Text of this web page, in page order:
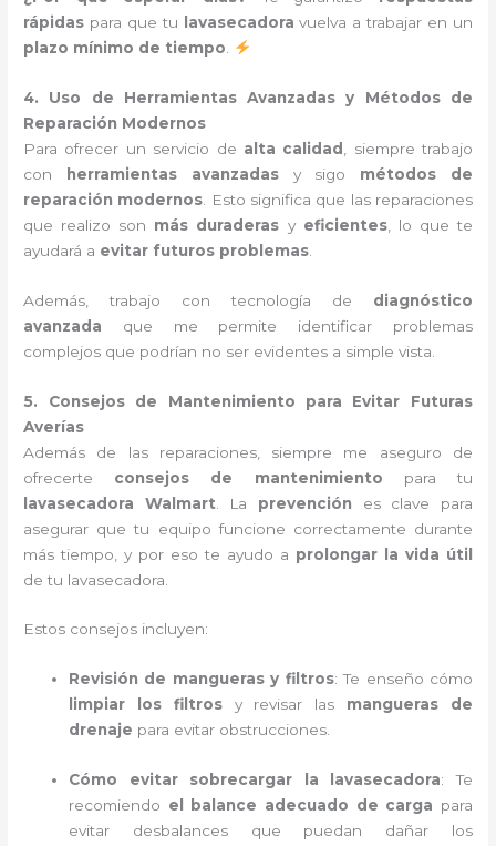
rápidas para que tu lavasecadora vuelva a trabajar en un
plazo mínimo de tiempo
4. Uso de Herramientas Avanzadas y Métodos de
Reparación Modernos
Para ofrecer un servicio de alta calidad
, siempre trabajo
con
herramientas avanzadasy sigo métodos de
reparación modernos . Esto significa que las reparaciones
que realizo son más duraderas y eficientes, lo que te
ayudará a evitar futuros problemas
Además, trabajo con tecnología de diagnóstico
avanzada que me permite identificar problemas
complejos que podrían no ser evidentes a simple vista.
5. Consejos de Mantenimiento para Evitar Futuras
Averías
Además de las reparaciones, siempre me aseguro de
ofrecerte consejos de mantenimiento para tu
lavasecadora Walmart . La prevención es clave para
asegurar que tu equipo funcione correctamente durante
más tiempo, y por eso te ayudo a prolongar la vida útil
de tu lavasecadora.
Estos consejos incluyen:
Revisión de mangueras y filtros: Te enseño cómo
limpiar los filtrosy revisar las mangueras de
drenaje para evitar obstrucciones.
Cómo evitar sobrecargar la lavasecadora: Te
recomiendo el balance adecuado de carga para
evitar desbalances que puedan dañar los